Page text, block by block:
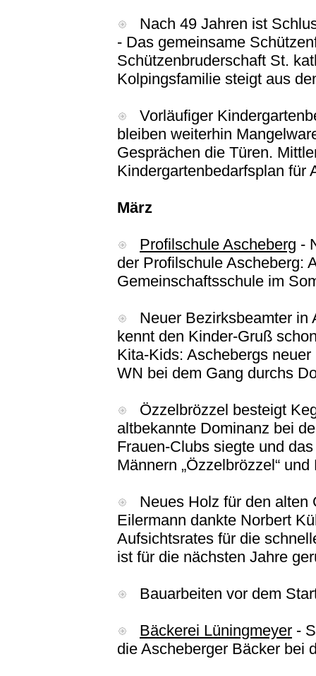
Nach 49 Jahren ist
- Das gemeinsame
Schützenbruderschaft St.
Kolpingsfamilie steigt aus
Vorläufiger
bleiben weiterhin
Gesprächen die Türen.
Kindergartenbedarfsplan für
März
Profilschule Ascheberg -
der Profilschule Ascheberg:
Gemeinschaftsschule im
Neuer Bezirksbeamter in
kennt den Kinder-Gruß
Kita-Kids: Aschebergs
WN bei dem Gang durchs
Özzelbrözzel besteigt
altbekannte Dominanz bei
Frauen-Clubs siegte und
Männern „Özzelbrözzel“
Neues Holz für den alten
Eilermann dankte Norbert
Aufsichtsrates für die
ist für die nächsten Jahre
Bauarbeiten vor dem
Bäckerei Lüningmeyer -
die Ascheberger Bäcker bei